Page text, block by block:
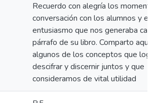
Recuerdo con alegría los
conversación con los alumnos y el
entusiasmo que nos generaba
párrafo de su libro. Comparto aquí
algunos de los conceptos que
descifrar y discernir juntos y que
consideramos de vital utilidad